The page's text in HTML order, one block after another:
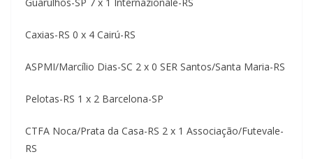
Caxias-RS 0 x 4 Cairú-RS
ASPMI/Marcílio Dias-SC 2 x 0 SER Santos/Santa Maria-RS
Pelotas-RS 1 x 2 Barcelona-SP
CTFA Noca/Prata da Casa-RS 2 x 1 Associação/Futevale-
RS